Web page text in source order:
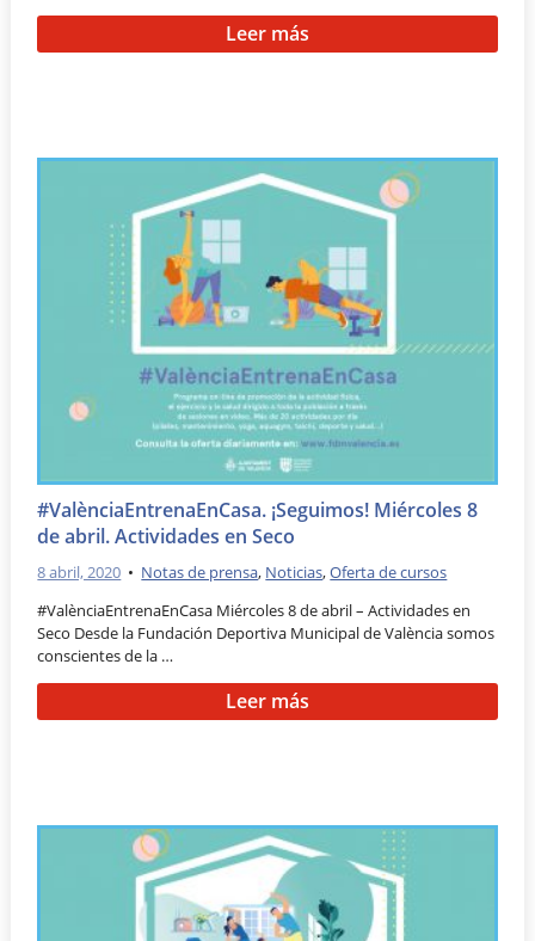
Leer más
#ValènciaEntrenaEnCasa. ¡Seguimos! Miércoles 8
de abril. Actividades en Seco
8 abril, 2020 • Notas de prensa, Noticias,Oferta de cursos
#ValènciaEntrenaEnCasa Miércoles 8 de abril – Actividades en
Seco Desde la Fundación Deportiva Municipal de València somos
conscientes de la …
Leer más